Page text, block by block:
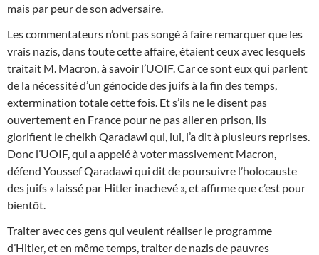
mais par peur de son adversaire.
Les commentateurs n’ont pas songé à faire remarquer que les
vrais nazis, dans toute cette affaire, étaient ceux avec lesquels
traitait M. Macron, à savoir l’UOIF. Car ce sont eux qui parlent
de la nécessité d’un génocide des juifs à la fin des temps,
extermination totale cette fois. Et s’ils ne le disent pas
ouvertement en France pour ne pas aller en prison, ils
glorifient le cheikh Qaradawi qui, lui, l’a dit à plusieurs reprises.
Donc l’UOIF, qui a appelé à voter massivement Macron,
défend Youssef Qaradawi qui dit de poursuivre l’holocauste
des juifs « laissé par Hitler inachevé », et affirme que c’est pour
bientôt.
Traiter avec ces gens qui veulent réaliser le programme
d’Hitler, et en même temps, traiter de nazis de pauvres